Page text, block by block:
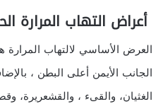
أعراض التهاب المرارة
العرض الأساسي لالتهاب المرارة
الجانب الأيمن أعلى البطن ،
الغثيان، والقىء ،